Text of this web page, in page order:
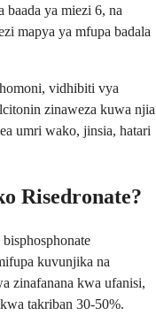
baada ya miezi 6, na
mapya ya mfupa badala
vidhibiti vya
zinaweza kuwa njia
umri wako, jinsia, hatari
Risedronate?
kuvunjika na
zinafanana kwa ufanisi,
takriban 30-50%.